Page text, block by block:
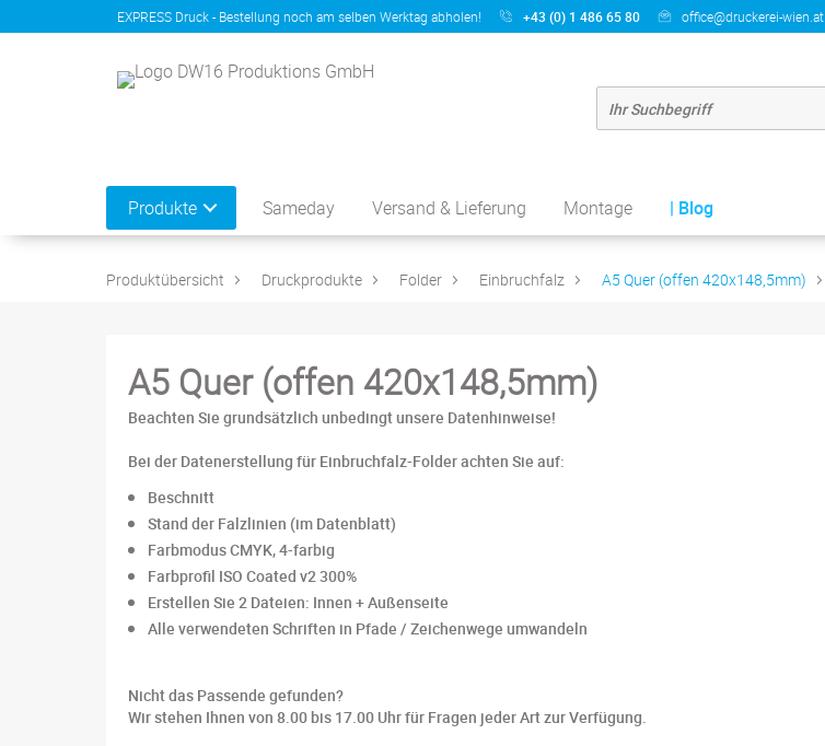
EXPRESS Druck - Bestellung noch am selben Werktag abholen! +43 (0) 1 486 65 80 office@druckerei-wien.at
Produkte Sameday Versand & Lieferung Montage | Blog
Produktübersicht Druckprodukte Folder Einbruchfalz A5 Quer (offen 420x148,5mm)
A5 Quer (offen 420x148,5mm)
Beachten Sie grundsätzlich unbedingt unsere Datenhinweise!
Bei der Datenerstellung für Einbruchfalz-Folder achten Sie auf:
Beschnitt
Stand der Falzlinien (im Datenblatt)
Farbmodus CMYK, 4-farbig
Farbprofil ISO Coated v2 300%
Erstellen Sie 2 Dateien: Innen + Außenseite
Alle verwendeten Schriften in Pfade / Zeichenwege umwandeln
Nicht das Passende gefunden?
Wir stehen Ihnen von 8.00 bis 17.00 Uhr für Fragen jeder Art zur Verfügung.